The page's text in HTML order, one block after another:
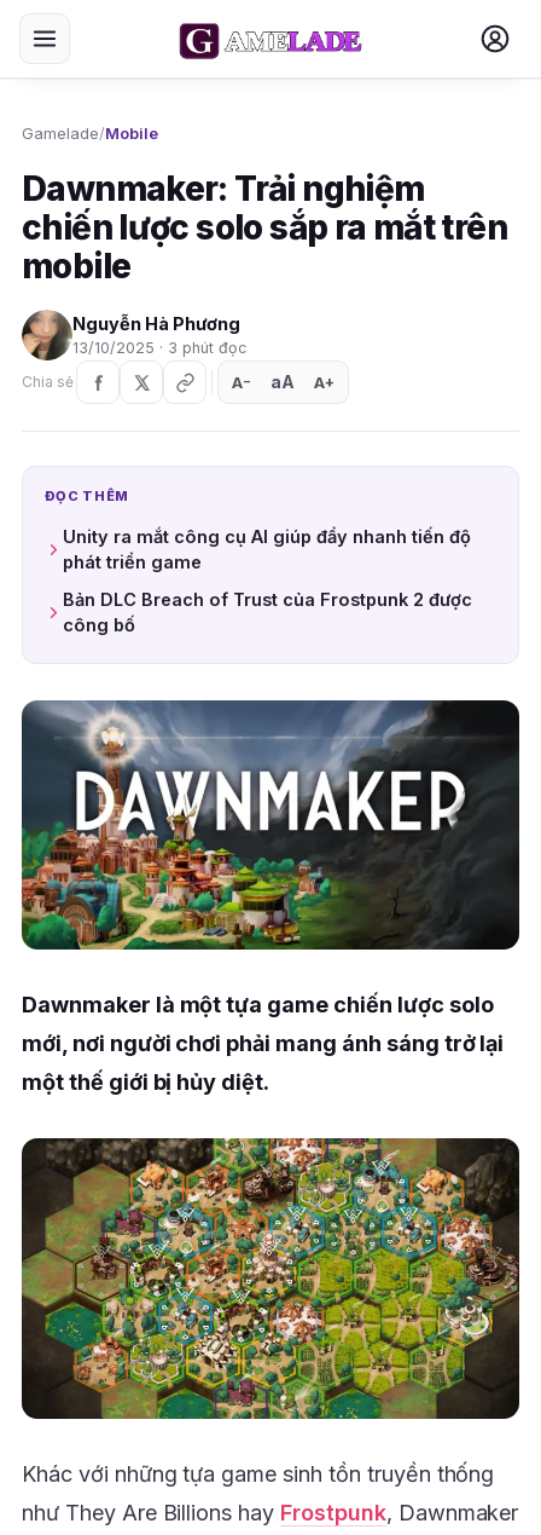
Gamelade/Mobile
Dawnmaker: Trải nghiệm
chiến lược solo sắp ra mắt trên
mobile
Nguyễn Hà Phương
13/10/2025 · 3 phút đọc
Chia sẻ
A− aA A+
ĐỌC THÊM
Unity ra mắt công cụ AI giúp đẩy nhanh tiến độ
phát triển game
Bản DLC Breach of Trust của Frostpunk 2 được
công bố
Dawnmaker là một tựa game chiến lược solo
mới, nơi người chơi phải mang ánh sáng trở lại
một thế giới bị hủy diệt.
Khác với những tựa game sinh tồn truyền thống
như They Are Billions hay Frostpunk, Dawnmaker